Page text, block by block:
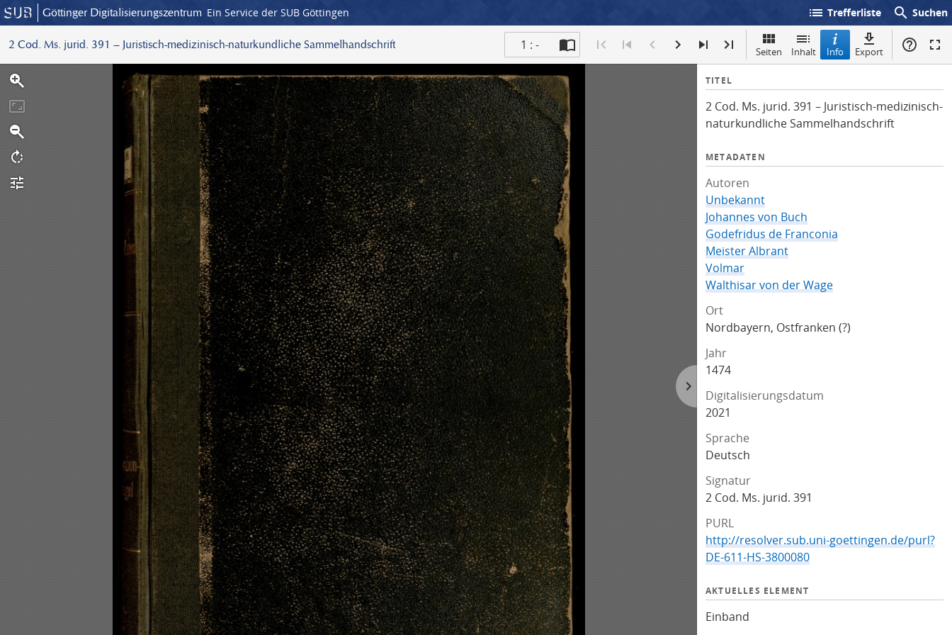
Göttinger Digitalisierungszentrum Ein Service der SUB Göttingen list Trefferliste search Suchen
2 Cod. Ms. jurid. 391 – Juristisch-medizinisch-naturkundliche Sammelhandschrift 1 : - Seiten Inhalt Info Export
I
f
o
TITEL
2 Cod. Ms. jurid. 391 – Juristisch-medizinisch-
naturkundliche Sammelhandschrift
METADATEN
Autoren
Unbekannt
Johannes von Buch
Godefridus de Franconia
Meister Albrant
Volmar
Walthisar von der Wage
Ort
Nordbayern, Ostfranken (?)
Jahr
1474
Digitalisierungsdatum
2021
Sprache
Deutsch
Signatur
2 Cod. Ms. jurid. 391
PURL
http://resolver.sub.uni-goettingen.de/purl?
DE-611-HS-3800080
AKTUELLES ELEMENT
Einband